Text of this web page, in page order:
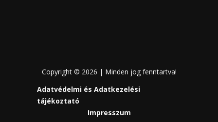
Copyright © 2026 | Minden jog fenntartva!
Adatvédelmi és Adatkezelési
tájékoztató
Impresszum